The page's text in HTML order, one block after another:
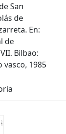
San
de
En:
de
Bilbao:
vasco, 1985